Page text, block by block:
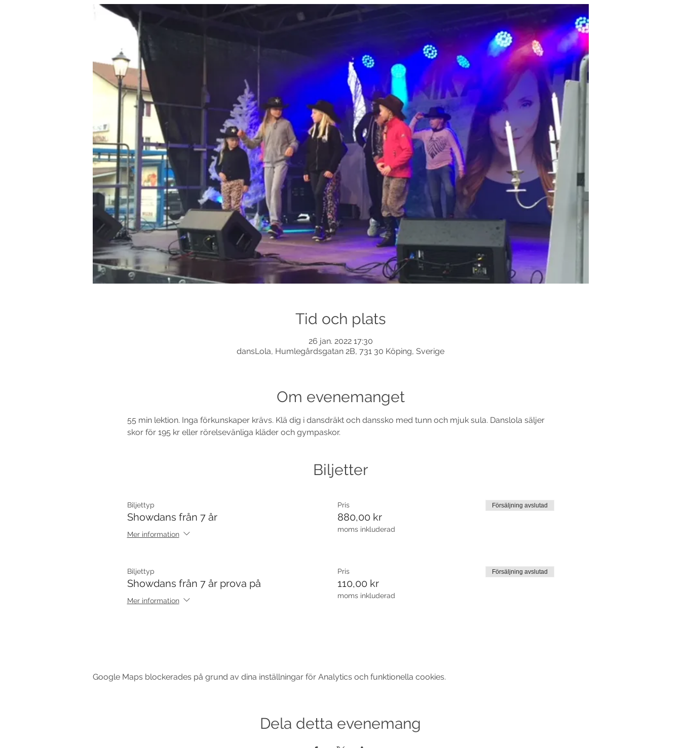
Tid och plats
26 jan. 2022 17:30
dansLola, Humlegårdsgatan 2B, 731 30 Köping, Sverige
Om evenemanget
55 min lektion. Inga förkunskaper krävs. Klä dig i dansdräkt och danssko med tunn och mjuk sula. Danslola säljer
skor för 195 kr eller rörelsevänliga kläder och gympaskor.
Biljetter
Biljettyp
Showdans från 7 år
Mer information
Pris
880,00 kr
moms inkluderad
Försäljning avslutad
Biljettyp
Showdans från 7 år prova på
Mer information
Pris
110,00 kr
moms inkluderad
Försäljning avslutad
Google Maps blockerades på grund av dina inställningar för Analytics och funktionella cookies.
Dela detta evenemang